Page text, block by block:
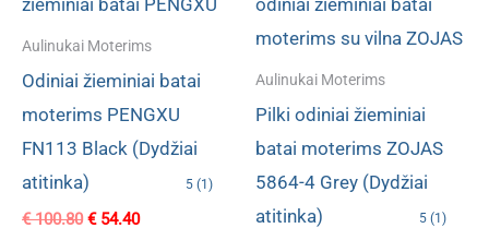
Aulinukai Moterims
Odiniai žieminiai batai
moterims PENGXU
FN113 Black (Dydžiai
atitinka)
5 (1)
€100.80 Original
€54.40Current
Aulinukai Moterims
Pilki odiniai žieminiai
batai moterims ZOJAS
5864-4 Grey (Dydžiai
atitinka)
5 (1)